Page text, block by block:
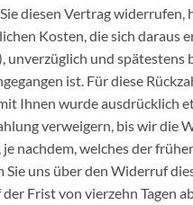
diesen Vertrag
Kosten, die sich daraus
unverzüglich und spätestens
ist. Für diese
Ihnen wurde ausdrücklich
verweigern, bis wir die
je nachdem, welches der
Sie uns über den Widerruf
Frist von vierzehn Tagen